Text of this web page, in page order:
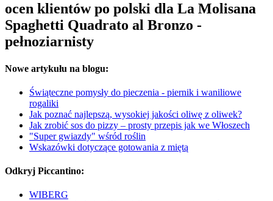
ocen klientów po polski dla La Molisana
Spaghetti Quadrato al Bronzo -
pełnoziarnisty
Nowe artykułu na blogu:
Świąteczne pomysły do pieczenia - piernik i waniliowe
rogaliki
Jak poznać najlepszą, wysokiej jakości oliwę z oliwek?
Jak zrobić sos do pizzy – prosty przepis jak we Włoszech
"Super gwiazdy" wśród roślin
Wskazówki dotyczące gotowania z miętą
Odkryj Piccantino:
WIBERG